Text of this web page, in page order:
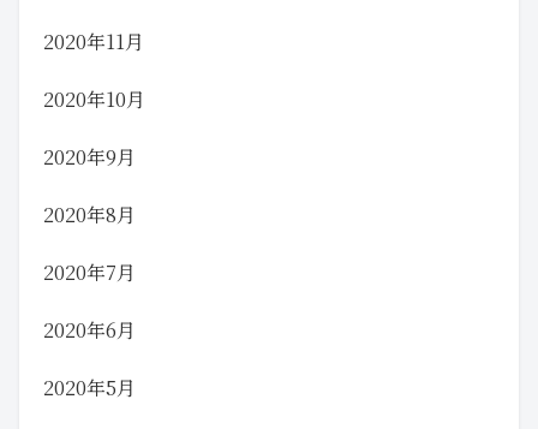
2020年11月
2020年10月
2020年9月
2020年8月
2020年7月
2020年6月
2020年5月